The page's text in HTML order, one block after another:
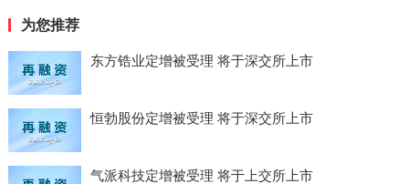
为您推荐
东方锆业定增被受理 将于深交所上市
恒勃股份定增被受理 将于深交所上市
气派科技定增被受理 将于上交所上市